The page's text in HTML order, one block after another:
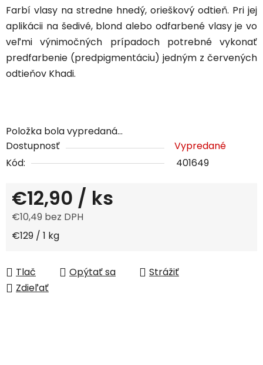
Farbí vlasy na stredne hnedý, orieškový odtieň. Pri jej
aplikácii na šedivé, blond alebo odfarbené vlasy je vo
veľmi výnimočných prípadoch potrebné vykonať
predfarbenie (predpigmentáciu) jedným z červených
odtieňov Khadi.
Položka bola vypredaná…
Dostupnosť
Vypredané
Kód:
401649
€12,90 / ks
€10,49 bez DPH
Jednotková cena:
€129 / 1 kg
Tlač Opýtať sa
Strážiť
Zdieľať